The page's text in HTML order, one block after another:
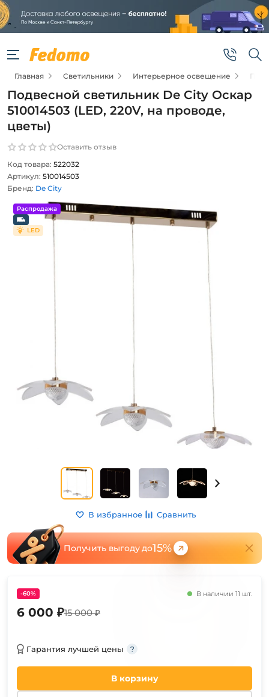
Главная Светильники Интерьерное освещение
Подвесной светильник De City Оскар
510014503 (LED, 220V, на проводе,
цветы)
Оставить отзыв
Код товара: 522032
Артикул: 510014503
Бренд: De City
В избранное Сравнить
Получить выгоду до15%
В наличии 11 шт.
-60%
6 000 ₽15 000 ₽
Гарантия лучшей цены
В корзину